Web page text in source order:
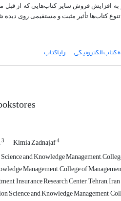
افزایش فروش سایر کتاب‌هایی که از قبل
کتاب‌ها تأثیر مثبت و مستقیمی روی دیده
کتاب الکترونیکی رایاکتاب
3 Kimia Zadnajaf4
and Knowledge Management,
Management, College of
Insurance Research Center, Tehran, Iran
and Knowledge Management,